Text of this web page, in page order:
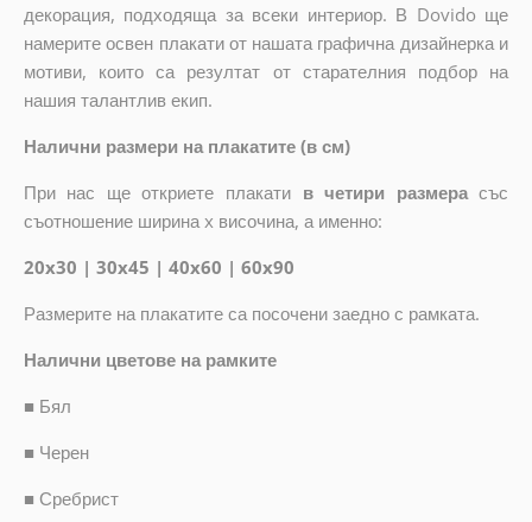
декорация, подходяща за всеки интериор. В Dovido ще
намерите освен плакати от нашата графична дизайнерка и
мотиви, които са резултат от старателния подбор на
нашия талантлив екип.
Налични размери на плакатите (в см)
При нас ще откриете плакати в четири размера със
съотношение ширина x височина, а именно:
20x30 | 30x45 | 40x60 | 60x90
Размерите на плакатите са посочени заедно с рамката.
Налични цветове на рамките
■ Бял
■ Черен
■ Сребрист